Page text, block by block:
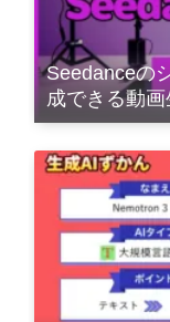
Seedanceの
成できる動